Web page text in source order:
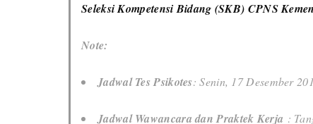
Seleksi Kompetensi Bidang (SKB) CPNS
Note:
Jadwal Tes Psikotes: Senin, 17 Desember
Jadwal Wawancara dan Praktek Kerja :